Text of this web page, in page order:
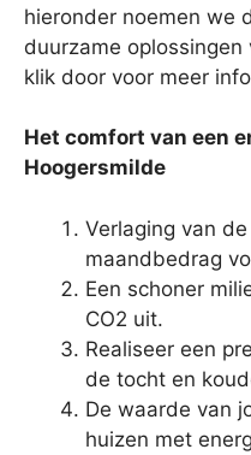
hieronder noemen we
duurzame
klik door voor meer
Het comfort van een
Hoogersmilde
Verlaging van
maandbedrag
Een schoner
CO2 uit.
Realiseer een
de tocht en
De waarde van
huizen met